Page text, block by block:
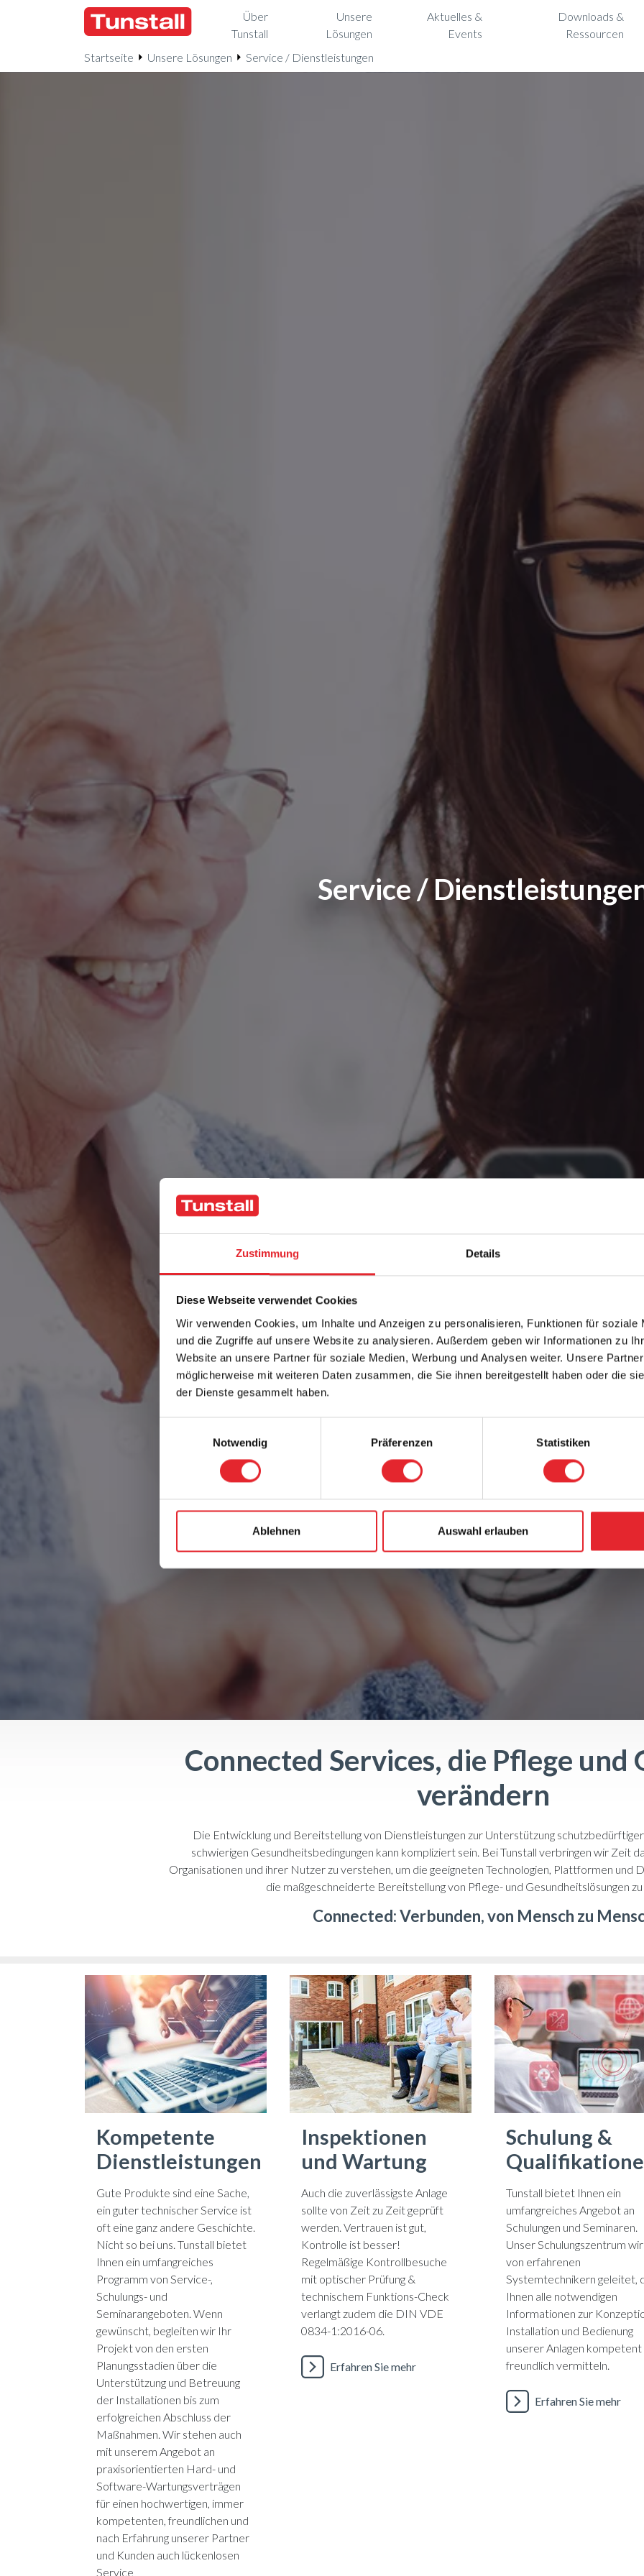
Zustimmung Details
Diese Webseite verwendet Cookies
Wir verwenden Cookies, um Inhalte und Anzeigen zu personalisieren, Funktionen für soziale
und die Zugriffe auf unsere Website zu analysieren. Außerdem geben wir Informationen zu
Website an unsere Partner für soziale Medien, Werbung und Analysen weiter. Unsere
möglicherweise mit weiteren Daten zusammen, die Sie ihnen bereitgestellt haben oder die
der Dienste gesammelt haben.
Notwendig
Präferenzen Statistiken
Ablehnen Auswahl erlauben
Startseite Unsere Lösungen Service / Dienstleistungen
Über
Tunstall
Unsere
Lösungen
Aktuelles &
Events
Downloads &
Ressourcen
Service /
Connected Services, die Pflege und
verändern
Die Entwicklung und Bereitstellung von Dienstleistungen zur Unterstützung
schwierigen Gesundheitsbedingungen kann kompliziert sein. Bei Tunstall verbringen wir Zeit
Organisationen und ihrer Nutzer zu verstehen, um die geeigneten Technologien, Plattformen und
die maßgeschneiderte Bereitstellung von Pflege- und Gesundheitslösungen
Connected: Verbunden, von Mensch zu
Kompetente
Dienstleistungen
Gute Produkte sind eine Sache,
ein guter technischer Service ist
oft eine ganz andere Geschichte.
Nicht so bei uns. Tunstall bietet
Ihnen ein umfangreiches
Programm von Service-,
Schulungs- und
Seminarangeboten. Wenn
gewünscht, begleiten wir Ihr
Projekt von den ersten
Planungsstadien über die
Unterstützung und Betreuung
der Installationen bis zum
erfolgreichen Abschluss der
Maßnahmen. Wir stehen auch
mit unserem Angebot an
praxisorientierten Hard- und
Software-Wartungsverträgen
für einen hochwertigen, immer
kompetenten, freundlichen und
nach Erfahrung unserer Partner
und Kunden auch lückenlosen
Service
Inspektionen
und Wartung
Auch die zuverlässigste Anlage
sollte von Zeit zu Zeit geprüft
werden. Vertrauen ist gut,
Kontrolle ist besser!
Regelmäßige Kontrollbesuche
mit optischer Prüfung &
technischem Funktions-Check
verlangt zudem die DIN VDE
0834-1:2016-06.
Erfahren Sie mehr
Schulung &
Tunstall bietet Ihnen ein
umfangreiches Angebot an
Schulungen und Seminaren.
Unser Schulungszentrum
von erfahrenen
Systemtechnikern geleitet,
Ihnen alle notwendigen
Informationen zur
Installation und Bedienung
unserer Anlagen kompetent
freundlich vermitteln.
Erfahren Sie mehr